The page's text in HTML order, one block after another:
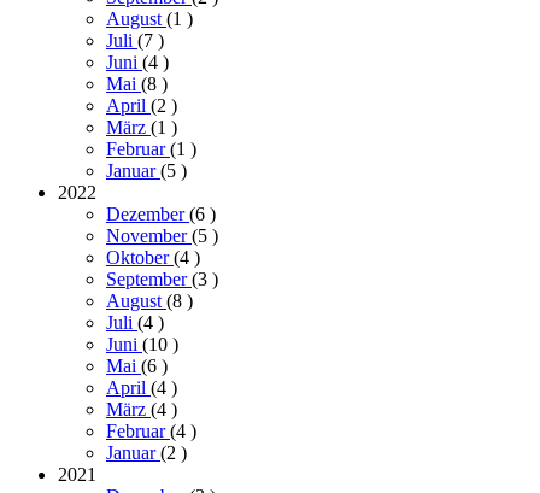
August (1 )
Juli (7 )
Juni (4 )
Mai (8 )
April (2 )
März (1 )
Februar(1 )
Januar(5 )
2022
Dezember(6 )
November(5 )
Oktober(4 )
September(3 )
August (8 )
Juli (4 )
Juni (10 )
Mai (6 )
April (4 )
März (4 )
Februar(4 )
Januar(2 )
2021